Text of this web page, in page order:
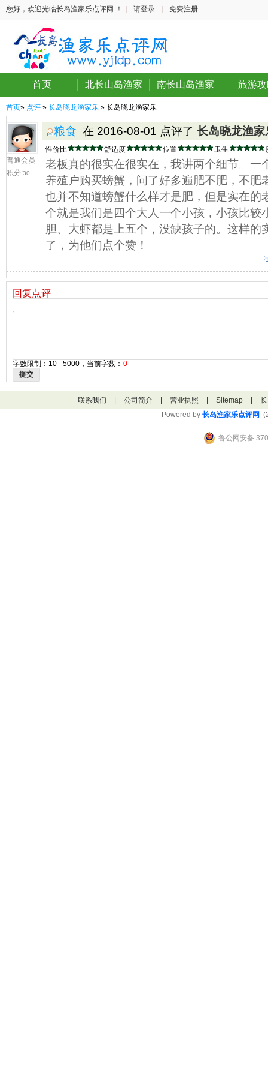
您好，欢迎光临长岛渔家乐点评网 ！ 请登录 免费注册
首页 北长山岛渔家 南长山岛渔家 旅游
首页» 点评 » 长岛晓龙渔家乐 » 长岛晓龙渔家乐
普通会员
积分:30
粮食 在 2016-08-01 点评了 长岛晓龙渔家
性价比 舒适度 位置 卫生
老板真的很实在很实在，我讲两个细节。一
养殖户购买螃蟹，问了好多遍肥不肥，不肥
也并不知道螃蟹什么样才是肥，但是实在的
个就是我们是四个大人一个小孩，小孩比较
胆、大虾都是上五个，没缺孩子的。这样的
了，为他们点个赞！
回复点评
字数限制：10 - 5000，当前字数： 0
提交
联系我们 公司简介 营业执照 Sitemap
Powered by 长岛渔家乐点评网
鲁公网安备